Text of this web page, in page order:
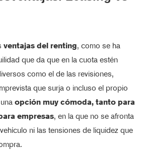
ventajas del renting, como se ha
que da que en la cuota estén
como el de las revisiones,
que surja o incluso el propio
opción muy cómoda, tanto para
empresas, en la que no se afronta
ni las tensiones de liquidez que